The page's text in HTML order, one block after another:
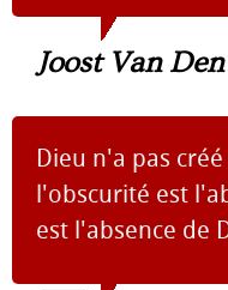
Joost Van
Dieu n'a pas
l'obscurité est
est l'absence de